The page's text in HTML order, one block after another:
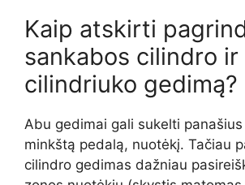
Kaip atskirti
sankabos cilindro ir
cilindriuko gedimą?
Abu gedimai gali sukelti
minkštą pedalą, nuotėkį. Tačiau
cilindro gedimas dažniau